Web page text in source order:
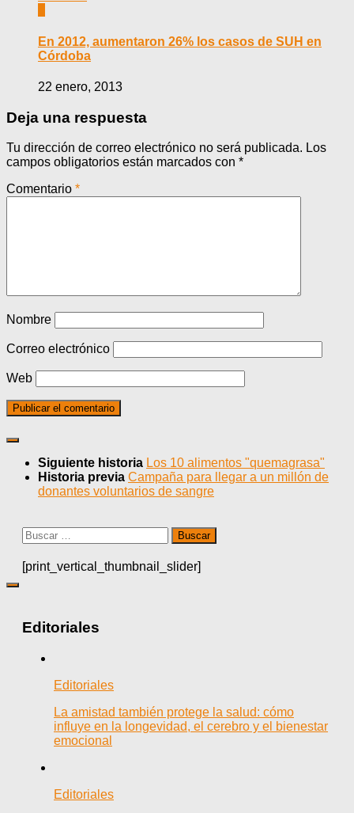
En 2012, aumentaron 26% los casos de SUH en
Córdoba
22 enero, 2013
Deja una respuesta
Tu dirección de correo electrónico no será publicada. Los
campos obligatorios están marcados con *
Comentario *
Nombre
Correo electrónico
Web
Siguiente historia Los 10 alimentos "quemagrasa"
Historia previa Campaña para llegar a un millón de
donantes voluntarios de sangre
Buscar:
[print_vertical_thumbnail_slider]
Editoriales
Editoriales
La amistad también protege la salud: cómo
influye en la longevidad, el cerebro y el bienestar
emocional
Editoriales